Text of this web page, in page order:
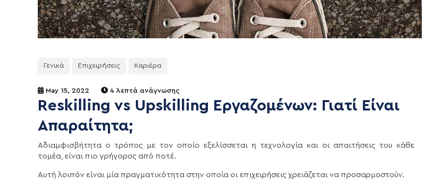
Γενικά Επιχειρήσεις Καριέρα
May 15, 2022 4 λεπτά ανάγνωσης
Reskilling vs Upskilling Εργαζομένων: Γιατί Είναι
Απαραίτητα;
Αδιαμφισβήτητα ο τρόπος με τον οποίο εξελίσσεται η τεχνολογία και οι απαιτήσεις του κάθε
τομέα, είναι πιο γρήγορος από ποτέ.
Αυτή λοιπόν είναι μία πραγματικότητα στην οποία οι επιχειρήσεις χρειάζεται να προσαρμοστούν.